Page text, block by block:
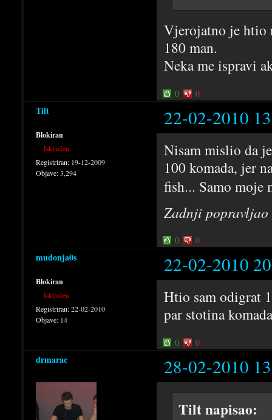
Vjerojatno je htio
180 man.
Neka me ispravi
0 0
Tilt 22-02-2010
Blokiran
Isključen
Registriran: 19-12-2009
Objave:3,294
Nisam mislio da
100 komada, jer
fish... Samo
Zadnji
0 0
mudonja0s 22-02-2010
Blokiran
Isključen
Registriran:22-02-2010
Objave: 14
Htio sam odigrat
par stotina
0 0
drmarac 28-02-2010
Tilt napisao: